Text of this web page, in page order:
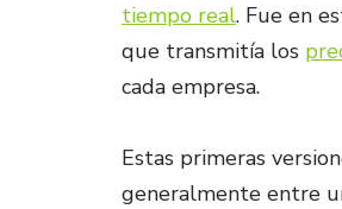
tiempo real. Fue en
que transmitía los
cada empresa.
Estas primeras
generalmente entre